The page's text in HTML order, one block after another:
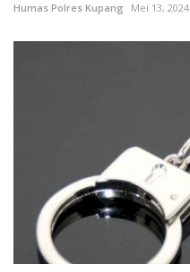
Humas Polres Kupang Mei 13, 2024